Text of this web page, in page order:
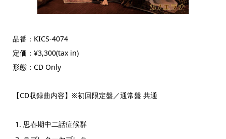
品番：KICS-4074
定価：¥3,300(tax in)
形態：CD Only
【CD収録曲内容】※初回限定盤／通常盤 共通
思春期中二話症候群